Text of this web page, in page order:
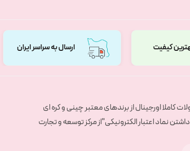
کیفیت ارسال به سراسر ایران
اورجینال از برندهای معتبر چینی و کره ای
نماد اعتبار الکترونیکی"از مرکز توسعه و تجارت